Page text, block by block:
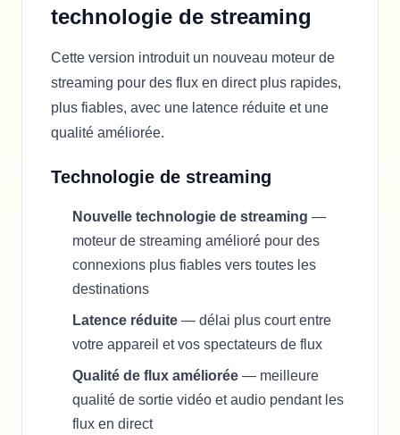
technologie de streaming
Cette version introduit un nouveau moteur de
streaming pour des flux en direct plus rapides,
plus fiables, avec une latence réduite et une
qualité améliorée.
Technologie de streaming
Nouvelle technologie de streaming —
moteur de streaming amélioré pour des
connexions plus fiables vers toutes les
destinations
Latence réduite — délai plus court entre
votre appareil et vos spectateurs de flux
Qualité de flux améliorée — meilleure
qualité de sortie vidéo et audio pendant les
flux en direct